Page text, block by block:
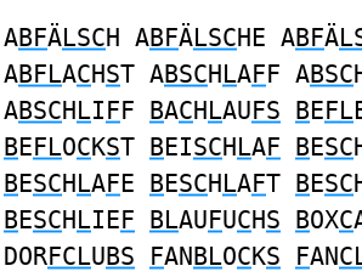
ABFÄLSCH ABFÄLSCHE ABFÄ
ABFLACHST ABSCHLAFF ABSC
ABSCHLIFF BACHLAUFS BEFL
BEFLOCKST BEISCHLAF BESC
BESCHLAFE BESCHLAFT BESC
BESCHLIEF BLAUFUCHS BOXC
DORFCLUBS FANBLOCKS FAN